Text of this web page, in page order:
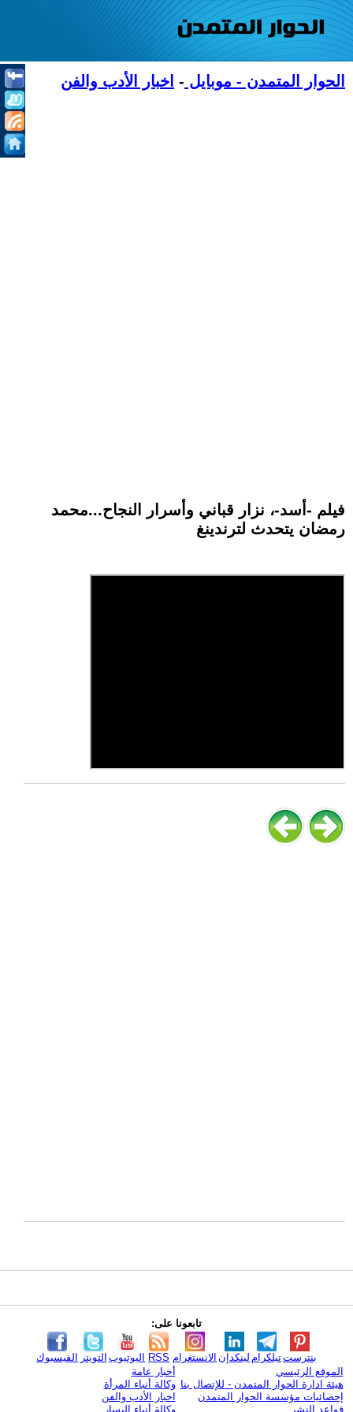
الحوار المتمدن - موبايل - اخبار الأدب والفن
فيلم -أسد-، نزار قباني وأسرار النجاح...محمد
رمضان يتحدث لترندينغ
تابعونا على:
الفيسبوك التويتر اليوتيوب RSS الانستغرام لينكدإن تيلكرامبنترست
الموقع الرئيسي
هيئة ادارة الحوار المتمدن - للإتصال بنا
إحصائيات مؤسسة الحوار المتمدن
قواعد النشر
أخبار عامة
وكالة أنباء المرأة
اخبار الأدب والفن
وكالة أنباء اليسار